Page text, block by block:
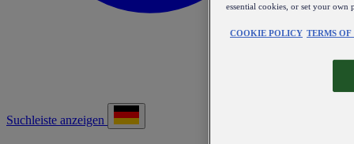
Suchleiste anzeigen
essential cookies, or set your own
COOKIE POLICY TERMS OF